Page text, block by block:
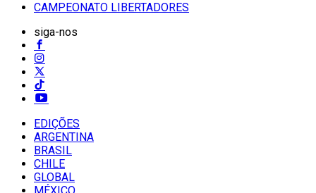
CAMPEONATO LIBERTADORES
siga-nos
EDIÇÕES
ARGENTINA
BRASIL
CHILE
GLOBAL